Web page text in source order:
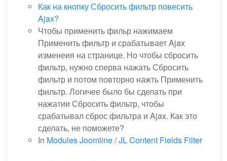
Как на кнопку Сбросить фильтр повесить
Ajax?
Чтобы применить фильр нажимаем
Применить фильтр и срабатывает Ajax
изменеия на странице. Но чтобы сбросить
фильтр, нужно сперва нажать Сбросить
фильтр и потом повторно нажть Применить
фильтр. Логичее было бы сделать при
нажатии Сбросить фильтр, чтобы
срабатывал сброс фильтра и Ajax. Как это
сделать, не поможете?
In Modules Joomline/JL Content Fields Filter